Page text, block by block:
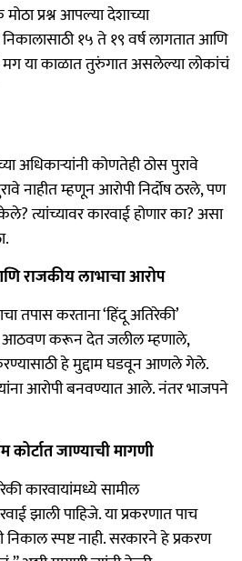
प्रश्न आपल्या देशाच्या
१५ ते १९ वर्ष लागतात आणि
मग या काळात तुरुंगात असलेल्या लोकांचं
कोणतेही ठोस पुरावे
म्हणून आरोपी निर्दोष ठरले, पण
त्यांच्यावर कारवाई होणार का? असा
राजकीय लाभाचा आरोप
तपास करताना ‘हिंदू अतिरेकी’
आठवण करून देत जलील म्हणाले,
हे मुद्दाम घडवून आणले गेले.
आरोपी बनवण्यात आले. नंतर भाजपने
जाण्याची मागणी
कारवायांमध्ये सामील
झाली पाहिजे. या प्रकरणात पाच
स्पष्ट नाही. सरकारने हे प्रकरण